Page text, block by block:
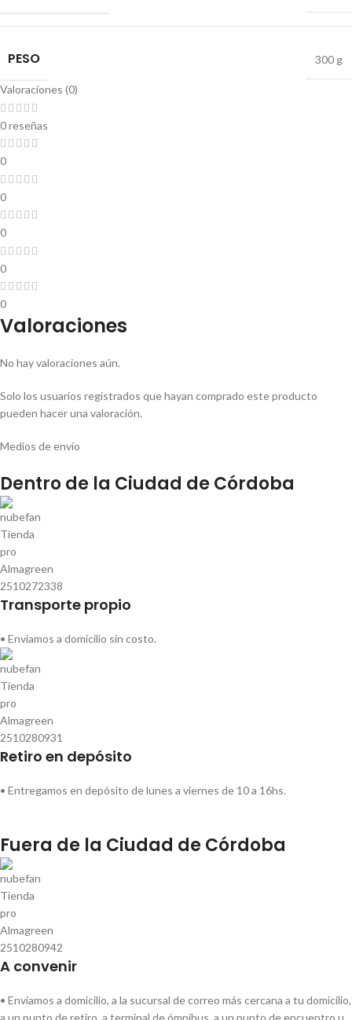
PESO 300 g
Valoraciones (0)
0 reseñas
0
0
0
0
0
Valoraciones
No hay valoraciones aún.
Solo los usuarios registrados que hayan comprado este producto
pueden hacer una valoración.
Medios de envío
Dentro de la Ciudad de Córdoba
Transporte propio
• Enviamos a domicilio sin costo.
Retiro en depósito
• Entregamos en depósito de lunes a viernes de 10 a 16hs.
Fuera de la Ciudad de Córdoba
A convenir
• Enviamos a domicilio, a la sucursal de correo más cercana a tu domicilio,